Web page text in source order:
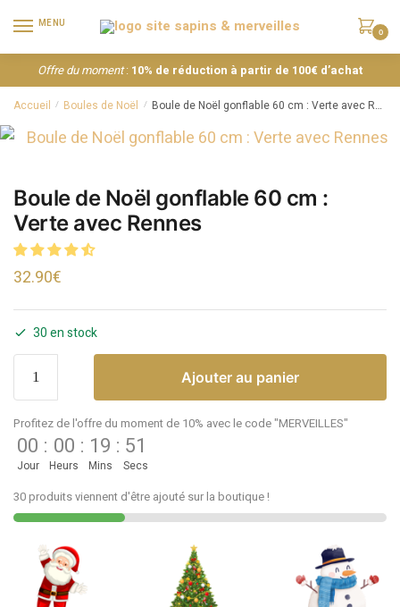
MENU
0
Offre du moment: 10% de réduction à partir de 100€ d’achat
Accueil / Boules de Noël / Boule de Noël gonflable 60 cm : Verte avec Rennes
Boule de Noël gonflable 60 cm :
Verte avec Rennes
32.90€
30 en stock
Ajouter au panier
Profitez de l'offre du moment de 10% avec le code "MERVEILLES"
00
Jour
: 00
Heurs
: 19
Mins
: 51
Secs
30 produits viennent d'être ajouté sur la boutique !